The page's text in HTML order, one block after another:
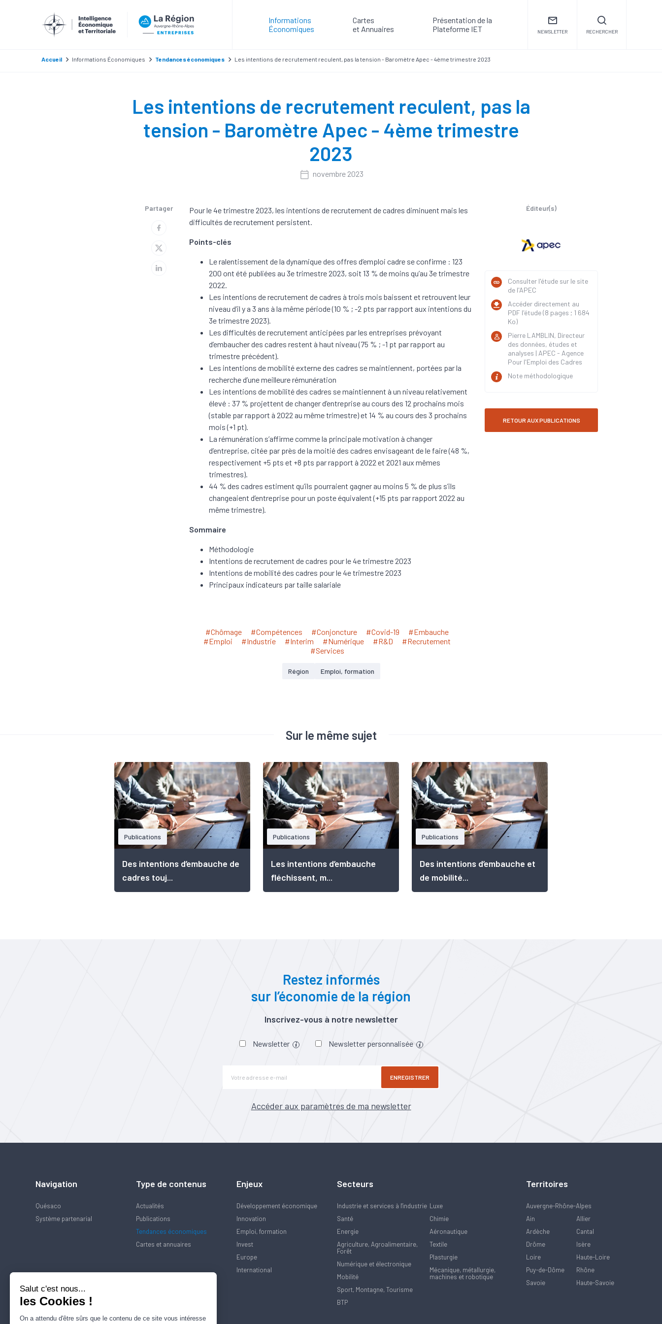
Informations
Économiques
Cartes
et Annuaires
Présentation de la
Plateforme IET
NEWSLETTER RECHERCHER
Accueil Informations Économiques Tendances économiques Les intentions de recrutement reculent, pas la tension - Baromètre Apec - 4ème trimestre 2023
Les intentions de recrutement reculent, pas la
tension - Baromètre Apec - 4ème trimestre
2023
novembre 2023
Partager
Pour le 4e trimestre 2023, les intentions de recrutement de cadres diminuent mais les
difficultés de recrutement persistent.
Points-clés
Le ralentissement de la dynamique des offres d’emploi cadre se confirme : 123
200 ont été publiées au 3e trimestre 2023, soit 13 % de moins qu’au 3e trimestre
2022.
Les intentions de recrutement de cadres à trois mois baissent et retrouvent leur
niveau d’il y a 3 ans à la même période (10 % ; -2 pts par rapport aux intentions du
3e trimestre 2023).
Les difficultés de recrutement anticipées par les entreprises prévoyant
d’embaucher des cadres restent à haut niveau (75 % ; -1 pt par rapport au
trimestre précédent).
Les intentions de mobilité externe des cadres se maintiennent, portées par la
recherche d’une meilleure rémunération
Les intentions de mobilité des cadres se maintiennent à un niveau relativement
élevé : 37 % projettent de changer d’entreprise au cours des 12 prochains mois
(stable par rapport à 2022 au même trimestre) et 14 % au cours des 3 prochains
mois (+1 pt).
La rémunération s’affirme comme la principale motivation à changer
d’entreprise, citée par près de la moitié des cadres envisageant de le faire (48 %,
respectivement +5 pts et +8 pts par rapport à 2022 et 2021 aux mêmes
trimestres).
44 % des cadres estiment qu’ils pourraient gagner au moins 5 % de plus s’ils
changeaient d’entreprise pour un poste équivalent (+15 pts par rapport 2022 au
même trimestre).
Sommaire
Méthodologie
Intentions de recrutement de cadres pour le 4e trimestre 2023
Intentions de mobilité des cadres pour le 4e trimestre 2023
Principaux indicateurs par taille salariale
Éditeur(s)
Consulter l'étude sur le site
de l'APEC
Accéder directement au
PDF l'étude (8 pages ; 1 684
Ko)
Pierre LAMBLIN, Directeur
des données, études et
analyses | APEC - Agence
Pour l'Emploi des Cadres
Note méthodologique
RETOUR AUX PUBLICATIONS
#Chômage #Compétences #Conjoncture #Covid-19
#Embauche
#Emploi
#Industrie #Interim #Numérique #R&D
#Recrutement
#Services
Région Emploi, formation
Sur le même sujet
Publications
Des intentions d’embauche de
cadres touj...
Publications
Les intentions d’embauche
fléchissent, m...
Publications
Des intentions d’embauche et
de mobilité...
Restez informés
sur l’économie de la région
Inscrivez-vous à notre newsletter
Newsletter Newsletter personnalisée
ENREGISTRER
Accéder aux paramètres de ma newsletter
Navigation
Quésaco
Système partenarial
Type de contenus
Actualités
Publications
Tendances économiques
Cartes et annuaires
Enjeux
Développement économique
Innovation
Emploi, formation
Invest
Europe
International
Secteurs
Industrie et services à l'industrie
Santé
Energie
Agriculture, Agroalimentaire,
Forêt
Numérique et électronique
Mobilité
Sport, Montagne, Tourisme
BTP
Luxe
Chimie
Aéronautique
Textile
Plasturgie
Mécanique, métallurgie,
machines et robotique
Territoires
Auvergne-Rhône-Alpes
Ain
Allier
Ardèche
Cantal
Drôme
Isère
Loire
Haute-Loire
Puy-de-Dôme
Rhône
Savoie
Haute-Savoie
Salut c'est nous...
les Cookies !
On a attendu d'être sûrs que le contenu de ce site vous intéresse